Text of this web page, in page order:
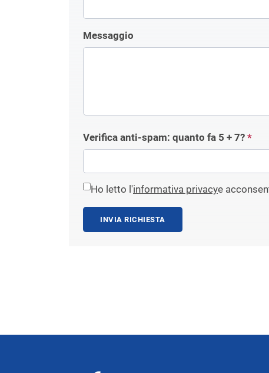
Messaggio
Verifica anti-spam: quanto fa 5 + 7? *
Ho letto l'informativa privacye
INVIA RICHIESTA